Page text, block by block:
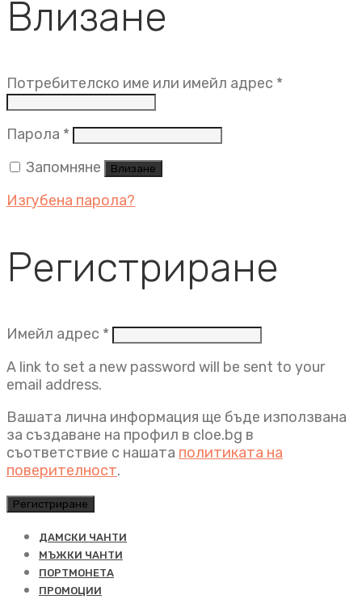
Влизане
Потребителско име или имейл адрес *
Парола * Задължително
Запомняне
Влизане
Изгубена парола?
Регистриране
Имейл адрес * Задължително
A link to set a new password will be sent to your
email address.
Вашата лична информация ще бъде използвана
за създаване на профил в cloe.bg в
съответствие с нашата политиката на
поверителност.
Регистриране
ДАМСКИ ЧАНТИ
МЪЖКИ ЧАНТИ
ПОРТМОНЕТА
ПРОМОЦИИ